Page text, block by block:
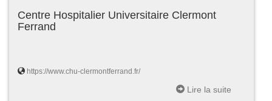
Centre Hospitalier Universitaire Clermont
Ferrand
https://www.chu-clermontferrand.fr/
Lire la suite